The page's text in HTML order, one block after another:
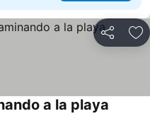
Dela
a la playa